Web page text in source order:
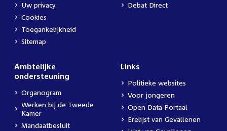
Uw privacy
Cookies
Toegankelijkheid
Sitemap
Debat Direct
Ambtelijke
ondersteuning
Organogram
Werken bij de Tweede
Kamer
Mandaatbesluit
Links
Politieke websites
Voor jongeren
Open Data Portaal
Erelijst van Gevallenen